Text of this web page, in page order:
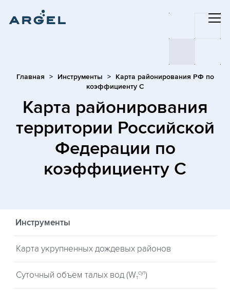
Главная Инструменты
Карта районирования РФ по
коэффициенту С
Карта районирования
территории Российской
Федерации по
коэффициенту С
Инструменты
Карта укрупненных дождевых районов
Суточный объем талых вод (Wт
сут)